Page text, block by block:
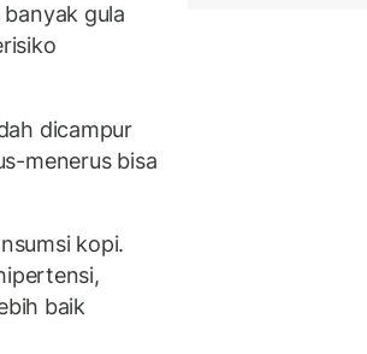
gula
dicampur
menerus bisa
kopi.
baik